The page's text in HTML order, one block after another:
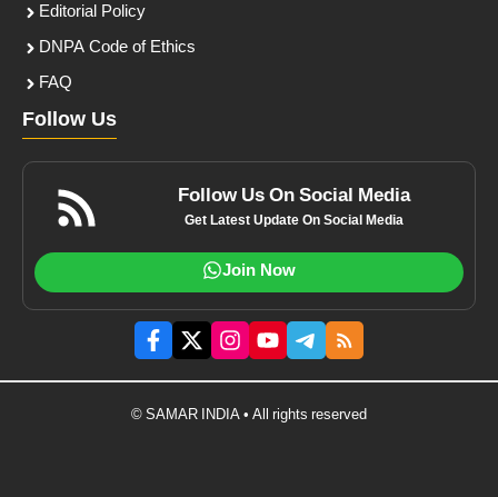
Editorial Policy
DNPA Code of Ethics
FAQ
Follow Us
Follow Us On Social Media
Get Latest Update On Social Media
Join Now
© SAMAR INDIA • All rights reserved